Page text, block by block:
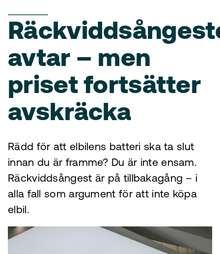
avtar – men
priset fortsätter
avskräcka
Rädd för att elbilens batteri ska ta slut
innan du är framme? Du är inte ensam.
Räckviddsångest är på tillbakagång – i
alla fall som argument för att inte köpa
elbil.